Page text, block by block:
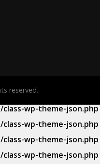
reserved.
wp-theme-json.php
wp-theme-json.php
wp-theme-json.php
wp-theme-json.php